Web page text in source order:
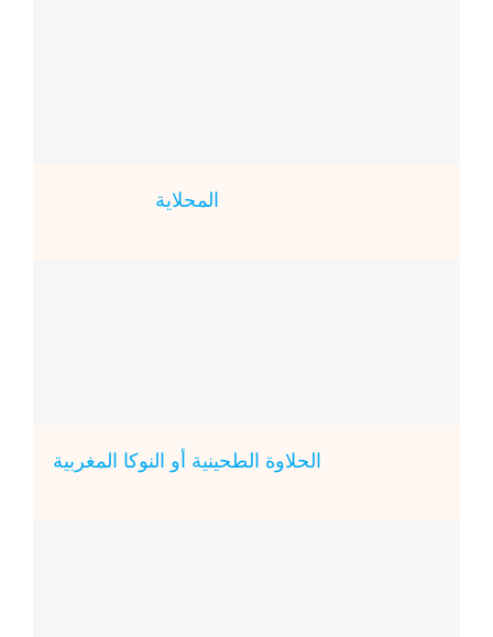
المحلاية
الحلاوة الطحينية أو النوكا المغربية